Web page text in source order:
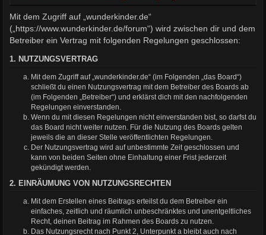
Mit dem Zugriff auf „wunderkinder.de“
(„https://www.wunderkinder.de/forum“) wird zwischen dir und dem
Betreiber ein Vertrag mit folgenden Regelungen geschlossen:
1. NUTZUNGSVERTRAG
Mit dem Zugriff auf „wunderkinder.de“ (im Folgenden „das Board“)
schließt du einen Nutzungsvertrag mit dem Betreiber des Boards ab
(im Folgenden „Betreiber“) und erklärst dich mit den nachfolgenden
Regelungen einverstanden.
Wenn du mit diesen Regelungen nicht einverstanden bist, so darfst du
das Board nicht weiter nutzen. Für die Nutzung des Boards gelten
jeweils die an dieser Stelle veröffentlichten Regelungen.
Der Nutzungsvertrag wird auf unbestimmte Zeit geschlossen und
kann von beiden Seiten ohne Einhaltung einer Frist jederzeit
gekündigt werden.
2. EINRÄUMUNG VON NUTZUNGSRECHTEN
Mit dem Erstellen eines Beitrags erteilst du dem Betreiber ein
einfaches, zeitlich und räumlich unbeschränktes und unentgeltliches
Recht, deinen Beitrag im Rahmen des Boards zu nutzen.
Das Nutzungsrecht nach Punkt 2, Unterpunkt a bleibt auch nach